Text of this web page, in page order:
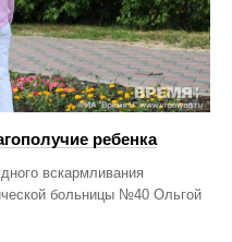
ребенка
вскармливания
больницы №40 Ольгой